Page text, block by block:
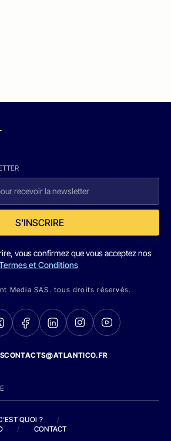
S'INSCRIRE
vous confirmez que vous acceptez nos
et Conditions
Media SAS. tous droits réservés.
QUOI ?
/
/ CONTACT